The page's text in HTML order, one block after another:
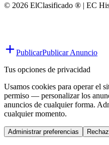
© 2026 ElClasificado ® | EC
PublicarPublicar Anuncio
Tus opciones de privacidad
Usamos cookies para operar el
permiso — personalizar los
anuncios de cualquier forma.
cualquier momento.
Administrar preferencias